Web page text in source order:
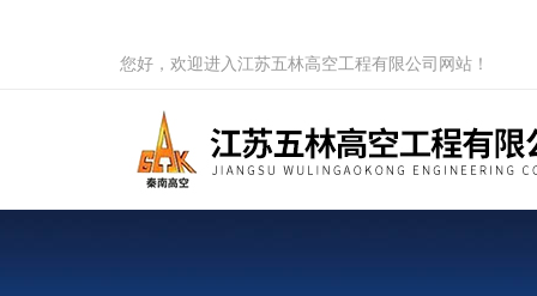
您好，欢迎进入江苏五林高空工程有限公司网站！